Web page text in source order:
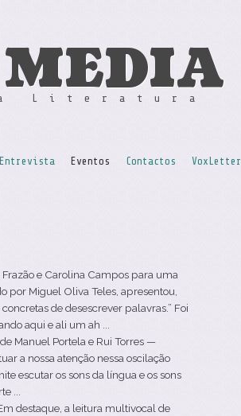
Literatura
Entrevista Eventos Contactos VoxLetter
e Carolina Campos para uma
por Miguel Oliva Teles, apresentou,
de desescrever palavras.” Foi
aqui e ali um ah ...
Manuel Portela e Rui Torres —
a nossa atenção nessa oscilação
escutar os sons da língua e os sons
...
destaque, a leitura multivocal de